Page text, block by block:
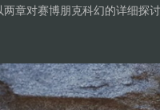
章对赛博朋克科幻的详细探讨